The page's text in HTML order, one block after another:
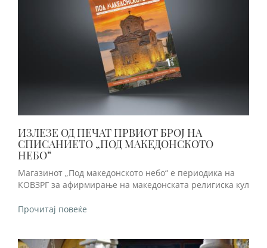
ИЗЛЕЗЕ ОД ПЕЧАТ ПРВИОТ БРОЈ НА
СПИСАНИЕТО „ПОД МАКЕДОНСКОТО
НЕБО“
Магазинот „Под македонското небо“ е периодика на
КОВЗРГ за афирмирање на македонската религиска кул
Прочитај повеќе